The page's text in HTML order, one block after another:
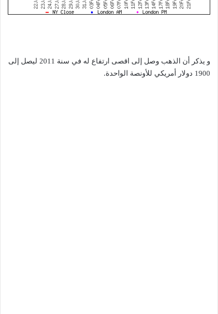
و يذكر أن الذهب وصل إلى اقصى ارتفاع له في سنة 2011 ليصل إلى
1900 دولار أمريكي للأونصة الواحدة.